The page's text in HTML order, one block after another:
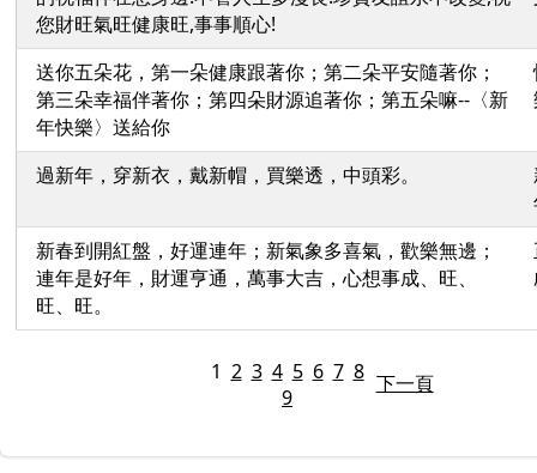
您財旺氣旺健康旺,事事順心!
送你五朵花，第一朵健康跟著你；第二朵平安隨著你；
第三朵幸福伴著你；第四朵財源追著你；第五朵嘛--〈新
年快樂〉送給你
過新年，穿新衣，戴新帽，買樂透，中頭彩。
新春到開紅盤，好運連年；新氣象多喜氣，歡樂無邊；
連年是好年，財運亨通，萬事大吉，心想事成、旺、
旺、旺。
1 2 3 4 5 6 7 8
9
下一頁